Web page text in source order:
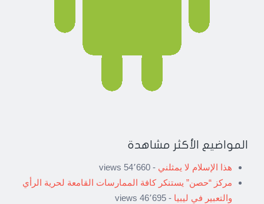
المواضيع الأكثر مشاهدة
هذا الإسلام لا يمثلني - 54٬660 views
مركز “حصن” يستنكر كافة الممارسات القامعة لحرية الرأي
والتعبير في ليبيا - 46٬695 views